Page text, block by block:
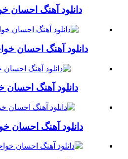
دانلود آهنگ احسان
دانلود آهنگ احسان
دانلود آهنگ احسان
دانلود آهنگ احسان